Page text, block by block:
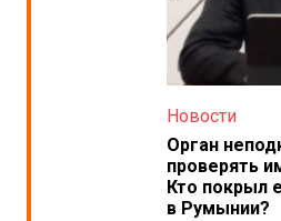
Новости
Орган
проверять
Кто покрыл
в Румынии?